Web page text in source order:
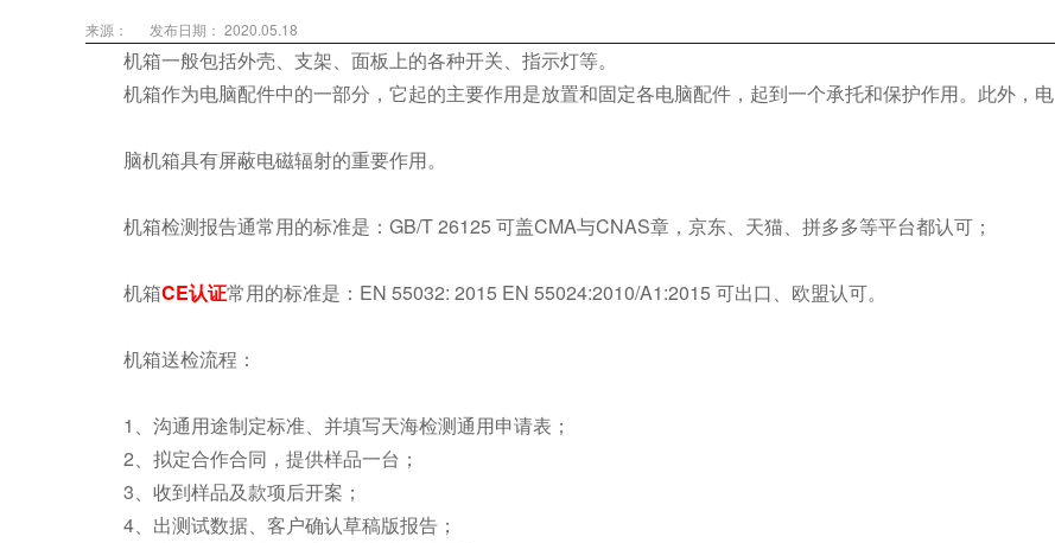
来源： 发布日期： 2020.05.18
机箱一般包括外壳、支架、面板上的各种开关、指示灯等。
机箱作为电脑配件中的一部分，它起的主要作用是放置和固定各电脑配件，起到一个承托和保护作用。此外，电
脑机箱具有屏蔽电磁辐射的重要作用。
机箱检测报告通常用的标准是：GB/T 26125 可盖CMA与CNAS章，京东、天猫、拼多多等平台都认可；
机箱CE认证常用的标准是：EN 55032: 2015 EN 55024:2010/A1:2015 可出口、欧盟认可。
机箱送检流程：
1、沟通用途制定标准、并填写天海检测通用申请表；
2、拟定合作合同，提供样品一台；
3、收到样品及款项后开案；
4、出测试数据、客户确认草稿版报告；